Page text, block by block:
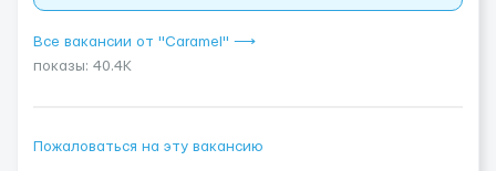
Все вакансии от "Caramel" ⟶
показы: 40.4K
Пожаловаться на эту вакансию